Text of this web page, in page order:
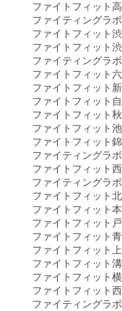
ファイトフィット
ファイティングラ
ファイトフィット
ファイトフィット
ファイティングラ
ファイトフィット
ファイトフィット
ファイトフィット
ファイトフィット
ファイトフィット
ファイトフィット
ファイティングラ
ファイトフィット
ファイティングラ
ファイトフィット
ファイトフィット
ファイトフィット
ファイトフィット
ファイトフィット
ファイトフィット
ファイトフィット
ファイトフィット
ファイティングラ